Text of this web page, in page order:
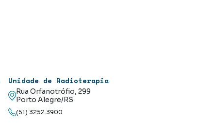
Unidade de Radioterapia
Rua Orfanotrófio, 299
Porto Alegre/RS
(51) 3252.3900